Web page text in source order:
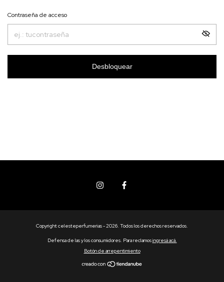
Contraseña de acceso
Desbloquear
Copyright celesteperfumerias - 2026. Todos los derechos reservados.
Defensa de las y los consumidores. Para reclamosingresá acá.
Botón de arrepentimiento